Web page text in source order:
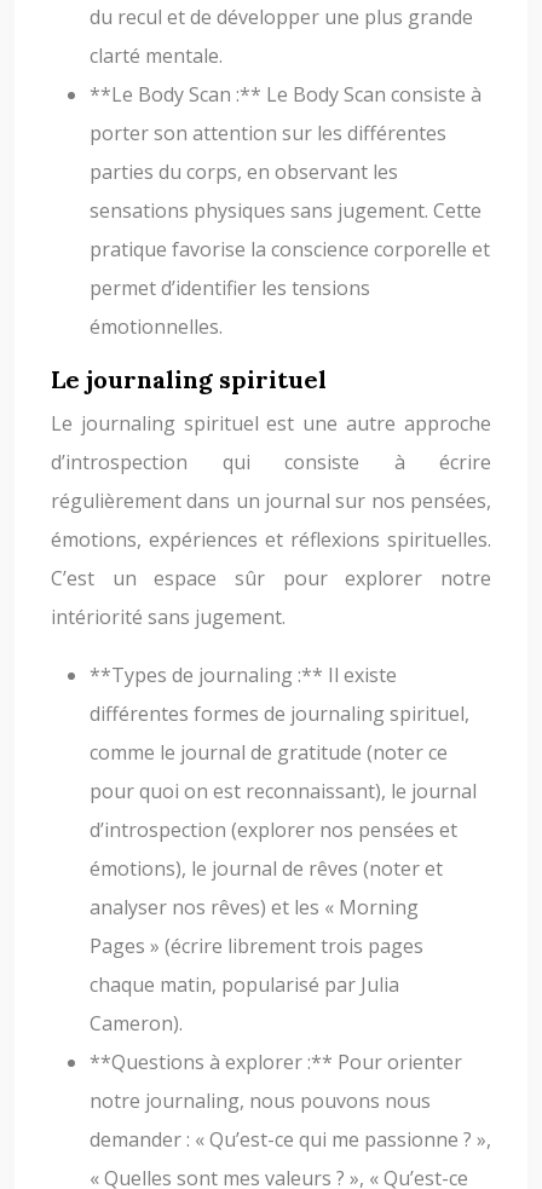
du recul et de développer une plus grande
clarté mentale.
**Le Body Scan :** Le Body Scan consiste à
porter son attention sur les différentes
parties du corps, en observant les
sensations physiques sans jugement. Cette
pratique favorise la conscience corporelle et
permet d’identifier les tensions
émotionnelles.
Le journaling spirituel
Le journaling spirituel est une autre approche
d’introspection qui consiste à écrire
régulièrement dans un journal sur nos pensées,
émotions, expériences et réflexions spirituelles.
C’est un espace sûr pour explorer notre
intériorité sans jugement.
**Types de journaling :** Il existe
différentes formes de journaling spirituel,
comme le journal de gratitude (noter ce
pour quoi on est reconnaissant), le journal
d’introspection (explorer nos pensées et
émotions), le journal de rêves (noter et
analyser nos rêves) et les « Morning
Pages » (écrire librement trois pages
chaque matin, popularisé par Julia
Cameron).
**Questions à explorer :** Pour orienter
notre journaling, nous pouvons nous
demander : « Qu’est-ce qui me passionne ? »,
« Quelles sont mes valeurs ? », « Qu’est-ce